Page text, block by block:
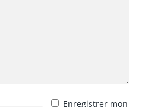
Enregistrer mon